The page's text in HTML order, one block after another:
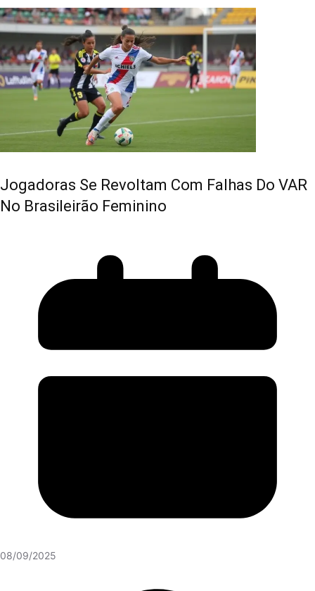
Jogadoras Se Revoltam Com Falhas Do VAR
No Brasileirão Feminino
08/09/2025